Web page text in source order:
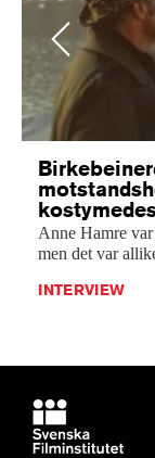
Previous
Anne Hamre
men det var
INTERVIEW